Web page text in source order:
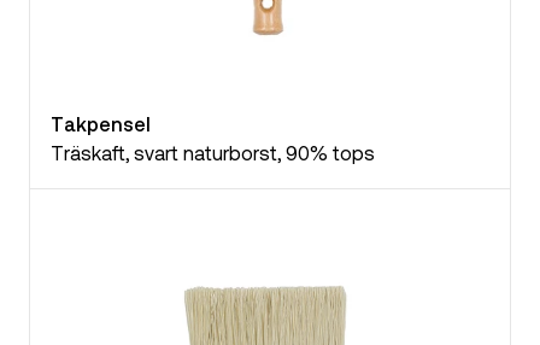
Takpensel
Träskaft, svart naturborst, 90% tops